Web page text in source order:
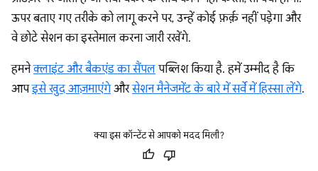
ऊपर बताए गए तरीके को लागू करने पर, उन्हें कोई फ़र्क़ नहीं पड़ेगा और
वे छोटे सेशन का इस्तेमाल करना जारी रखेंगे.
हमनेक्लाइंट और बैकएंड का सैंपल पब्लिश किया है. हमें उम्मीद है कि
आपइसे खुद आज़माएंगेऔरसेशन मैनेजमेंट के बारे में सर्वे में हिस्सा लेंगे.
क्या इस कॉन्टेंट से आपको मदद मिली?